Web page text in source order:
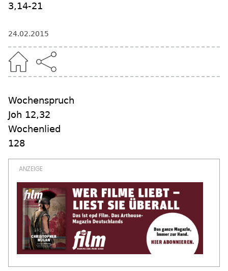
3,14-21
24.02.2015
Wochenspruch
Joh 12,32
Wochenlied
128